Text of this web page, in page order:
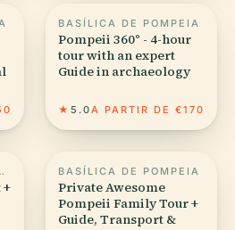
BASÍLICA DE POMPEIA
Pompeii 360° - 4-hour
tour with an expert
Guide in archaeology
★ 5.0A PARTIR DE €170
(VI.6.17) BASÍLICA DE POMPEIA
Private Awesome
Pompeii Family Tour +
Guide, Transport &